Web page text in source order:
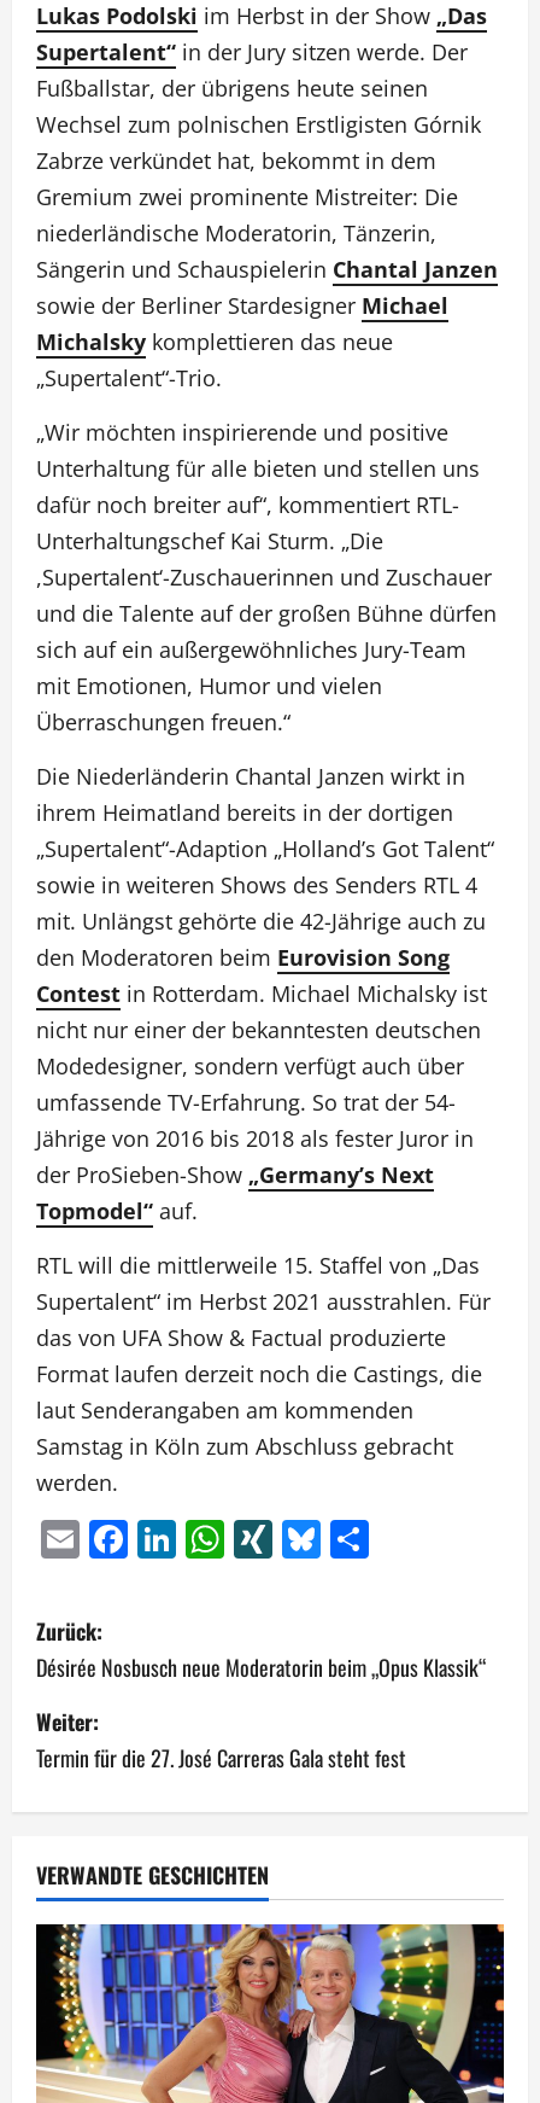
Lukas Podolski im Herbst in der Show „Das
Supertalent“ in der Jury sitzen werde. Der
Fußballstar, der übrigens heute seinen
Wechsel zum polnischen Erstligisten Górnik
Zabrze verkündet hat, bekommt in dem
Gremium zwei prominente Mistreiter: Die
niederländische Moderatorin, Tänzerin,
Sängerin und Schauspielerin Chantal Janzen
sowie der Berliner Stardesigner Michael
Michalsky komplettieren das neue
„Supertalent“-Trio.
„Wir möchten inspirierende und positive
Unterhaltung für alle bieten und stellen uns
dafür noch breiter auf“, kommentiert RTL-
Unterhaltungschef Kai Sturm. „Die
,Supertalent‘-Zuschauerinnen und Zuschauer
und die Talente auf der großen Bühne dürfen
sich auf ein außergewöhnliches Jury-Team
mit Emotionen, Humor und vielen
Überraschungen freuen.“
Die Niederländerin Chantal Janzen wirkt in
ihrem Heimatland bereits in der dortigen
„Supertalent“-Adaption „Holland’s Got Talent“
sowie in weiteren Shows des Senders RTL 4
mit. Unlängst gehörte die 42-Jährige auch zu
den Moderatoren beim Eurovision Song
Contest in Rotterdam. Michael Michalsky ist
nicht nur einer der bekanntesten deutschen
Modedesigner, sondern verfügt auch über
umfassende TV-Erfahrung. So trat der 54-
Jährige von 2016 bis 2018 als fester Juror in
der ProSieben-Show „Germany’s Next
Topmodel“ auf.
RTL will die mittlerweile 15. Staffel von „Das
Supertalent“ im Herbst 2021 ausstrahlen. Für
das von UFA Show & Factual produzierte
Format laufen derzeit noch die Castings, die
laut Senderangaben am kommenden
Samstag in Köln zum Abschluss gebracht
werden.
EmailFacebook
LinkedIn
WhatsApp
XINGBluesky
B
e
i
t
r
a
g
a
Zurück:
Désirée Nosbusch neue Moderatorin beim „Opus Klassik“
Weiter:
Termin für die 27. José Carreras Gala steht fest
VERWANDTE GESCHICHTEN